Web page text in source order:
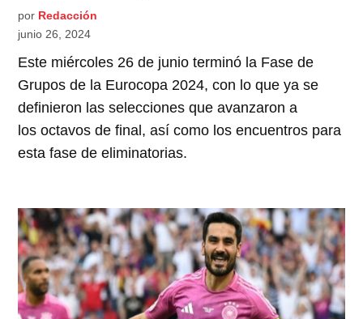
por Redacción
junio 26, 2024
Este miércoles 26 de junio terminó la Fase de
Grupos de la Eurocopa 2024, con lo que ya se
definieron las selecciones que avanzaron a
los octavos de final, así como los encuentros para
esta fase de eliminatorias.